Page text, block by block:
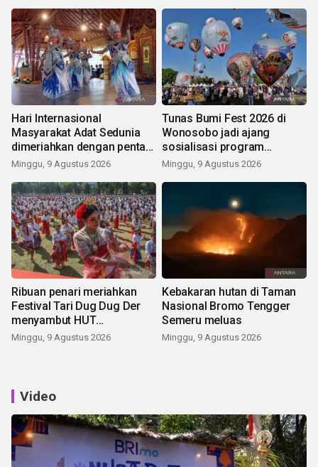
Hari Internasional
Masyarakat Adat Sedunia
dimeriahkan dengan pentas
seni budaya Bali
Minggu, 9 Agustus 2026
Tunas Bumi Fest 2026 di
Wonosobo jadi ajang
sosialisasi program
pemerintah lewat balon
Minggu, 9 Agustus 2026
Ribuan penari meriahkan
Festival Tari Dug Dug Der
menyambut HUT
Kemerdekaan
Minggu, 9 Agustus 2026
Kebakaran hutan di Taman
Nasional Bromo Tengger
Semeru meluas
Minggu, 9 Agustus 2026
Video